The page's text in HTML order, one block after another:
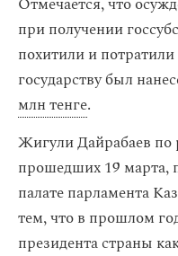
при получении
похитили и
государству был
млн тенге.
Жигули Дайрабаев по
прошедших 19 марта,
палате парламента
тем, что в прошлом
президента страны